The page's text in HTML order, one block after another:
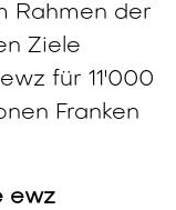
Rahmen der
Ziele
für 11'000
Franken
ewz